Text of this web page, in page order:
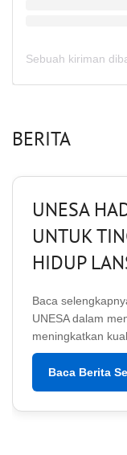
BERITA
UNESA
UNTUK
HIDUP
Baca
UNESA dalam
meningkatkan
Baca Berita